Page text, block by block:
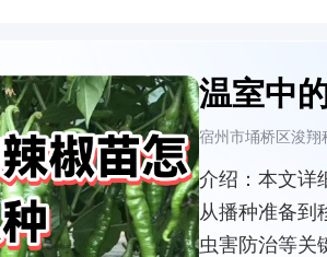
温室中
宿州市埇桥区浚翔
介绍： 本文详
从播种准备到
虫害防治等关